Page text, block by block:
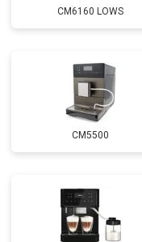
CM6160 LOWS
CM5500